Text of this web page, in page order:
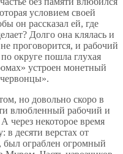
условием своей
он рассказал ей, где
Долго она клялась и
проговорится, и рабочий
округе пошла глухая
устроен монетный
но довольно скоро в
влюбленный рабочий и
через некоторое время
в десяти верстах от
был ограблен огромный